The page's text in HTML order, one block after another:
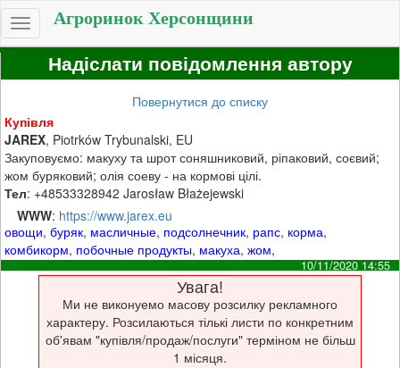
Toggle
navigation
Агроринок Херсонщини
Надіслати повідомлення автору
Повернутися до списку
Купівля
JAREX, Piotrków Trybunalski, EU
Закуповуємо: макуху та шрот соняшниковий, ріпаковий, соєвий;
жом буряковий; олія соеву - на кормові цілі.
Тел: +48533328942 Jarosław Błażejewski
WWW: https://www.jarex.eu
овощи,буряк, масличные, подсолнечник, рапс, корма,
комбикорм, побочные продукты, макуха,жом,
10/11/2020 14:55
Увага!
Ми не виконуемо масову розсилку рекламного
характеру. Розсилаються тількі листи по конкретним
об'явам "купівля/продаж/послуги" терміном не більш
1 місяця.